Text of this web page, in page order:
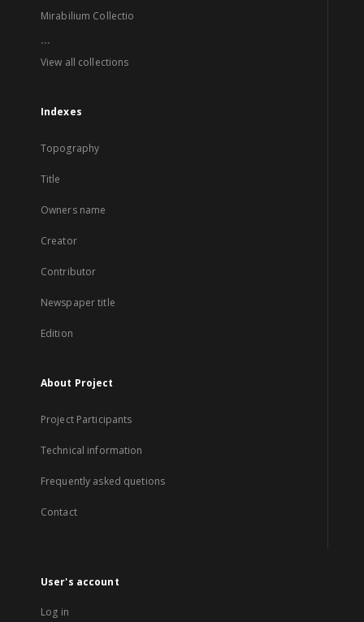
Mirabilium Collectio
...
View all collections
Indexes
Topography
Title
Owners name
Creator
Contributor
Newspaper title
Edition
About Project
Project Participants
Technical information
Frequently asked quetions
Contact
User's account
Log in